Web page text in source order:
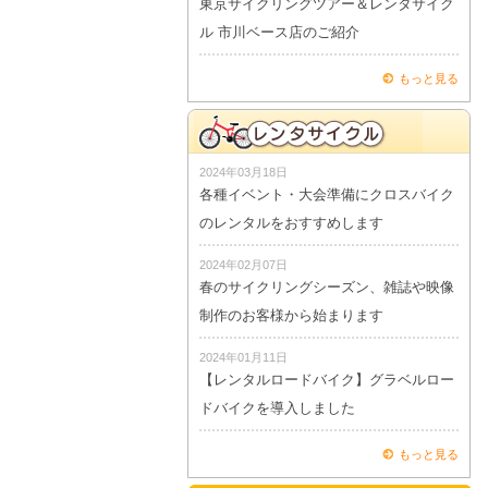
東京サイクリングツアー＆レンタサイク
ル 市川ベース店のご紹介
もっと見る
2024年03月18日
各種イベント・大会準備にクロスバイク
のレンタルをおすすめします
2024年02月07日
春のサイクリングシーズン、雑誌や映像
制作のお客様から始まります
2024年01月11日
【レンタルロードバイク】グラベルロー
ドバイクを導入しました
もっと見る